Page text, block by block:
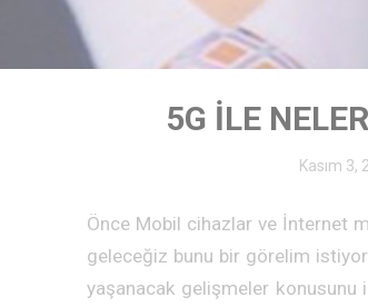
5G İLE
Kasım 3,
Önce Mobil cihazlar ve İnternet
geleceğiz bunu bir görelim
yaşanacak gelişmeler konusunu